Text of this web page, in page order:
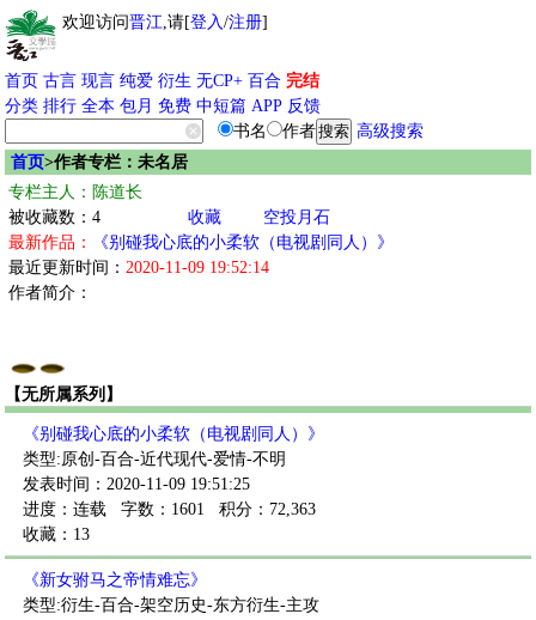
欢迎访问晋江,请[登入/注册]
首页 古言 现言 纯爱 衍生 无CP+ 百合 完结
分类 排行 全本 包月 免费 中短篇 APP 反馈
书名
作者
高级搜索
首页>作者专栏：未名居
专栏主人：陈道长
被收藏数：4
收藏
空投月石
最新作品：
《别碰我心底的小柔软（电视剧同人）》
最近更新时间： 2020-11-09 19:52:14
作者简介：
【无所属系列】
《别碰我心底的小柔软（电视剧同人）》
类型:原创-百合-近代现代-爱情-不明
发表时间：2020-11-09 19:51:25
进度：连载
字数：1601
积分：72,363
收藏：13
《新女驸马之帝情难忘》
类型:衍生-百合-架空历史-东方衍生-主攻